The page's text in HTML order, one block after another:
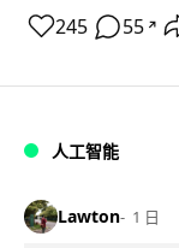
245 55 ↗
人工智能
Lawton 1 日